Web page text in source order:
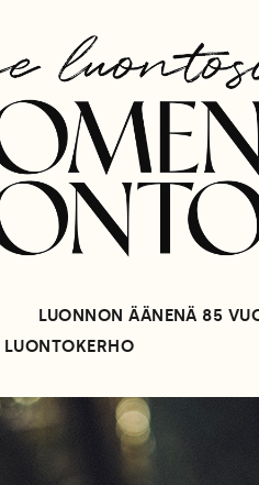
LUONNON ÄÄNENÄ 85
LUONTOKERHO